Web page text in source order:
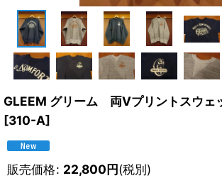
GLEEM グリーム 両Vプリントスウェ
[310-A]
販売価格: 22,800円(税別)